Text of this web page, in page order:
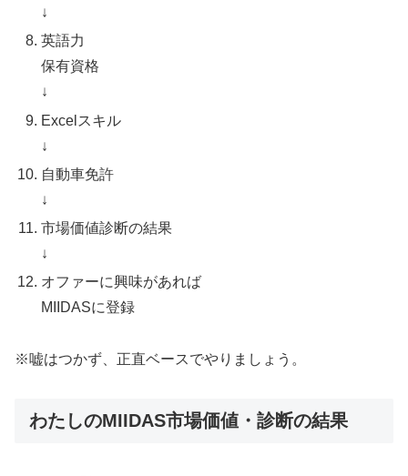
↓
英語力
保有資格
↓
Excelスキル
↓
自動車免許
↓
市場価値診断の結果
↓
オファーに興味があれば
MIIDASに登録
※嘘はつかず、正直ベースでやりましょう。
わたしのMIIDAS市場価値・診断の結果